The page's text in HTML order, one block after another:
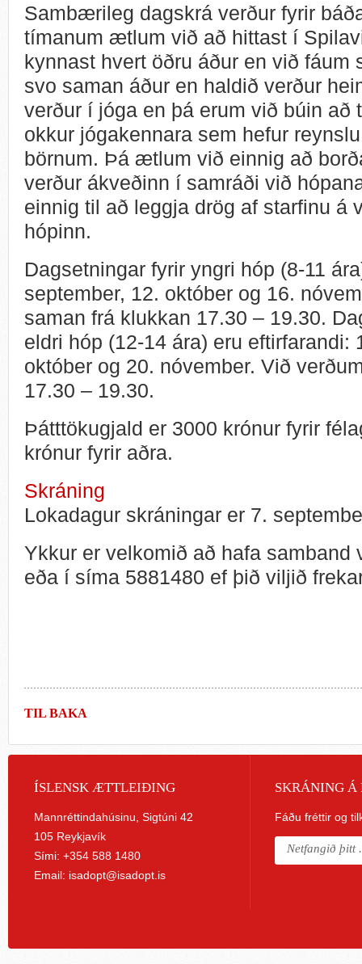
Sambærileg dagskrá verður fyrir
tímanum ætlum við að hittast í
kynnast hvert öðru áður en við fáum
svo saman áður en haldið verður
verður í jóga en þá erum við búin að
okkur jógakennara sem hefur
börnum. Þá ætlum við einnig að
verður ákveðinn í samráði við
einnig til að leggja drög af starfinu á
hópinn.
Dagsetningar fyrir yngri hóp (8-11
september, 12. október og 16.
saman frá klukkan 17.30 – 19.30.
eldri hóp (12-14 ára) eru eftirfarandi:
október og 20. nóvember. Við
17.30 – 19.30.
Þátttökugjald er 3000 krónur fyrir
krónur fyrir aðra.
Skráning
Lokadagur skráningar er 7.
Ykkur er velkomið að hafa samband
eða í síma 5881480 ef þið viljið
TIL BAKA
ÍSLENSK ÆTTLEIÐING
Mannréttindahúsinu, Sigtúni 42
105 Reykjavík
Sími: +354 588 1480
Email: isadopt@isadopt.is
SKRÁNING Á
Fáðu fréttir og